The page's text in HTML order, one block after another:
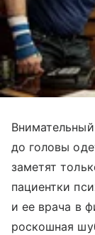
до головы
заметят
пациентки
и ее врача в
роскошная